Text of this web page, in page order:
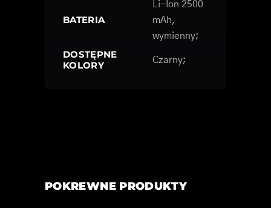
BATERIA
Li-Ion 2500
mAh,
wymienny;
DOSTĘPNE
KOLORY
Czarny;
POKREWNE PRODUKTY